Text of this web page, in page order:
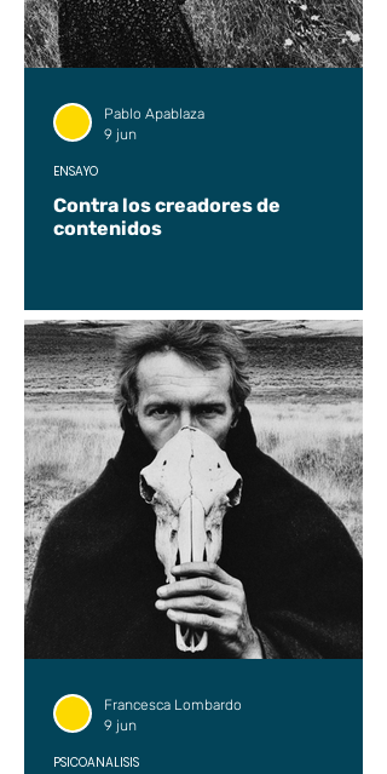
Contra los creadores de
contenidos
ENSAYO
Pablo Apablaza
9 jun
PSICOANÁLISIS
Francesca Lombardo
9 jun